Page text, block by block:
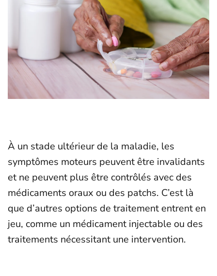
À un stade ultérieur de la maladie, les
symptômes moteurs peuvent être invalidants
et ne peuvent plus être contrôlés avec des
médicaments oraux ou des patchs. C’est là
que d’autres options de traitement entrent en
jeu, comme un médicament injectable ou des
traitements nécessitant une intervention.